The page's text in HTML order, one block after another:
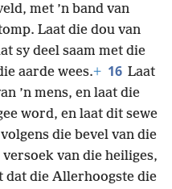
met ’n band van
Laat die dou van
sy deel saam met die
aarde wees.+ 16 Laat
’n mens, en laat die
word, en laat dit sewe
die bevel van die
van die heiliges,
dat die Allerhoogste die